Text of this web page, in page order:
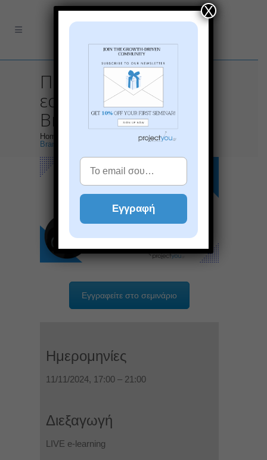
Πώς προωθώ τον
εαυτό μου – Personal
Branding | Νοε. 2024
Home
Πώς προωθώ τον εαυτό μου – Personal
Branding | Νοε. 2024
Εγγραφείτε στο σεμινάριο
Ημερομηνίες
11/11/2024, 17:00 – 21:00
Διεξαγωγή
LIVE e-learning
Εγγραφή
X